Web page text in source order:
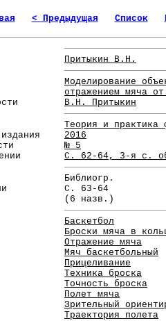
< Предыдущая Список
Притыкин В.Н.
Моделирование
отражением мяча
В.Н. Притыкин
Теория и практика
2016
№ 5
С. 62-64, 3-я с.
Библиогр.
С. 63-64
(6 назв.)
Баскетбол
Броски мяча в
Отражение мяча
Мяч баскетбольный
Прицеливание
Техника броска
Точность броска
Полет мяча
Зрительный
Траектория полета